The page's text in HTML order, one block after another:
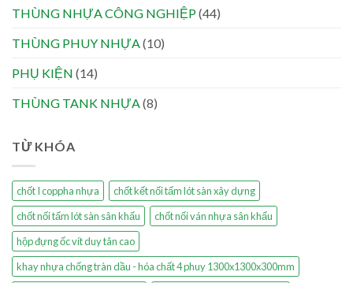
THÙNG NHỰA CÔNG NGHIỆP(44)
THÙNG PHUY NHỰA(10)
PHỤ KIỆN (14)
THÙNG TANK NHỰA(8)
TỪ KHÓA
chốt I coppha nhựa
chốt kết nối tấm lót sàn xây dựng
chốt nối tấm lót sàn sân khấu
chốt nối ván nhựa sân khấu
hộp đựng ốc vít duy tân cao
khay nhựa chống tràn dầu - hóa chất 4 phuy 1300x1300x300mm